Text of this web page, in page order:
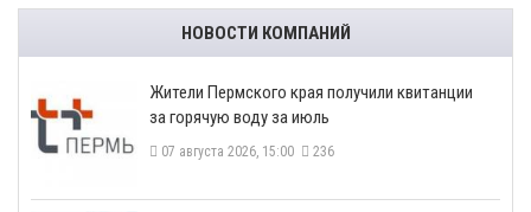
НОВОСТИ КОМПАНИЙ
​Жители Пермского края получили квитанции
за горячую воду за июль
07 августа 2026, 15:00 236